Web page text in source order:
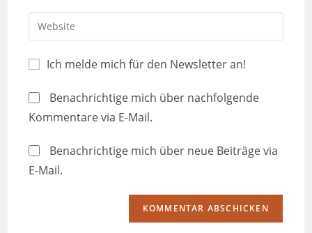
Ich melde mich für den Newsletter an!
Benachrichtige mich über nachfolgende
Kommentare via E-Mail.
Benachrichtige mich über neue Beiträge via
E-Mail.